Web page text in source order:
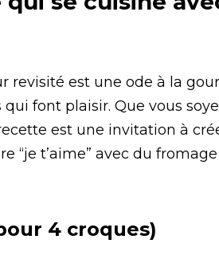
revisité est une ode à la
font plaisir. Que vous
est une invitation à
“je t’aime” avec du
4 croques)